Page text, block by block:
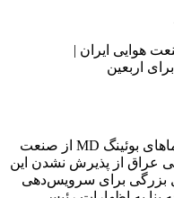
به گزارش همشهری آنلاین، سهم هواپیماهای بوئینگ MD از صنعت
و وقتی عراق از پذیرش نشدن این
بزرگی برای سرویس‌دهی